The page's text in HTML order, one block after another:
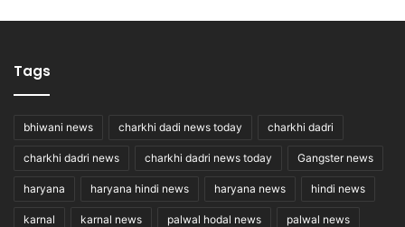
Tags
bhiwani news charkhi dadi news today charkhi dadri
charkhi dadri news charkhi dadri news today Gangster news
haryana haryana hindi news haryana news hindi news
karnal karnal news palwal hodal news palwal news